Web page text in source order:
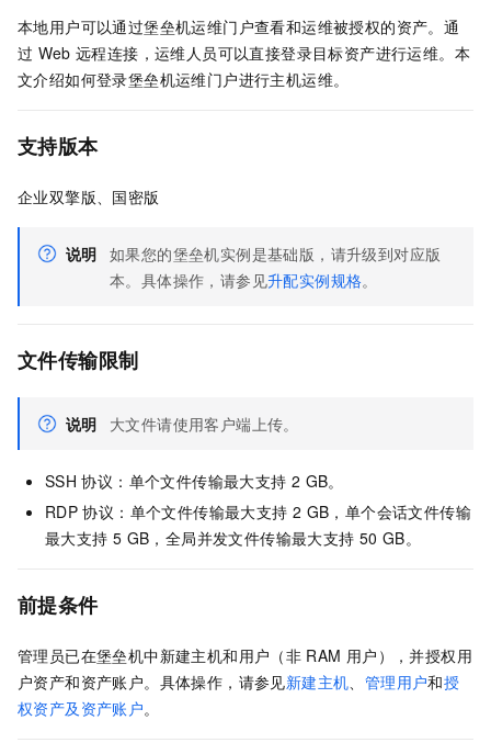
本地用户可以通过堡垒机运维门户查看和运维被授权的资产。通
过 Web 远程连接，运维人员可以直接登录目标资产进行运维。本
文介绍如何登录堡垒机运维门户进行主机运维。
支持版本
企业双擎版、国密版
说明 如果您的堡垒机实例是基础版，请升级到对应版
本。具体操作，请参见升配实例规格。
文件传输限制
说明 大文件请使用客户端上传。
SSH 协议：单个文件传输最大支持 2 GB。
RDP 协议：单个文件传输最大支持 2 GB，单个会话文件传输
最大支持 5 GB，全局并发文件传输最大支持 50 GB。
前提条件
管理员已在堡垒机中新建主机和用户（非 RAM 用户），并授权用
户资产和资产账户。具体操作，请参见新建主机、 管理用户和授
权资产及资产账户。